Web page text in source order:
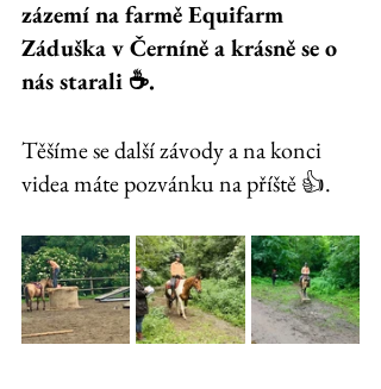
zázemí na farmě Equifarm
Záduška v Černíně a krásně se o
nás starali ☕.
Těšíme se další závody a na konci
videa máte pozvánku na příště 👍.